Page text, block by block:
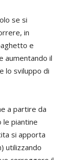
se si
in
e
aumentando il
lo sviluppo di
a partire da
le piantine
si apporta
utilizzando